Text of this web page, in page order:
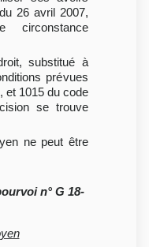
26 avril 2007,
circonstance
substitué à
prévues
et 1015 du code
se trouve
ne peut être
n° G 18-